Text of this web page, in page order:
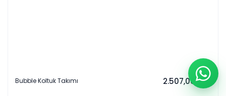
Bubble Koltuk Takımı 2.507,00 EUR